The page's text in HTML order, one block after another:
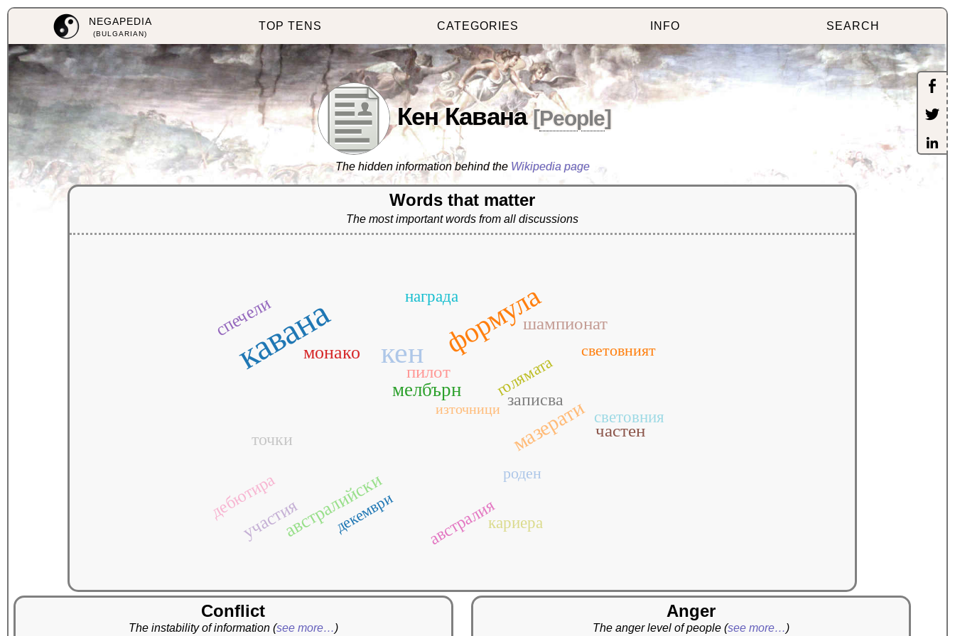
NEGAPEDIA
(BULGARIAN)
TOP TENS CATEGORIES INFO SEARCH
Кен Кавана [People]
The hidden information behind the Wikipedia page
Words that matter
The most important words from all discussions
кавана кен формула
мазерати
мелбърн
австралийски
монако
пилот
спечели
участия
частен
шампионат
австралия
дебютира
записва
точки
голямата
кариера
награда
световния
декември
роден
световният
източници
Conflict
The instability of information (see more…)
Anger
The anger level of people(see more…)